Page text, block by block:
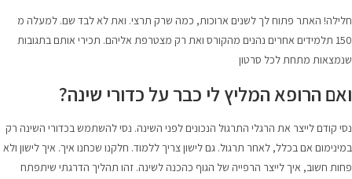
חלילה! האתר פתוח לך לשנים ארוכות, כמה שרק תרצי. ואת לא לבד שם. למעלה מ
150 תלמידים אחרים נהנים מהקורס ואת רק מצטרפת אליהם. תכירי אותם בתגובות
שנמצאות מתחת לכל סרטון
ואם הרופא המליץ לי כבר על כדורי שינה?
נסי קודם לייצר את הרגלי התרגול הנכונים לפני השינה. נסי להשתמש בכדורי השינה רק
במינימום אם בכלל, לאחר תרגול. גם לישון צריך ללמוד. חלקנו שכחנו איך. איך לישון ולא
פחות חשוב, איך לייצר הרפייה של הגוף כהכנה לשינה. זהו תהליך הדרגתי שיתפתח